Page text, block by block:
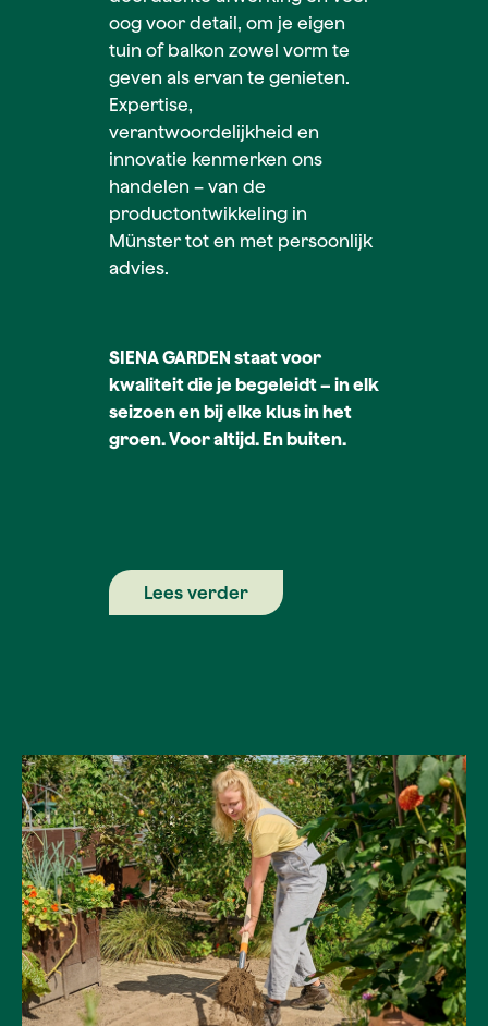
oog voor detail, om je eigen
tuin of balkon zowel vorm te
geven als ervan te genieten.
Expertise,
verantwoordelijkheid en
innovatie kenmerken ons
handelen – van de
productontwikkeling in
Münster tot en met persoonlijk
advies.
SIENA GARDEN staat voor
kwaliteit die je begeleidt – in elk
seizoen en bij elke klus in het
groen. Voor altijd. En buiten.
Lees verder